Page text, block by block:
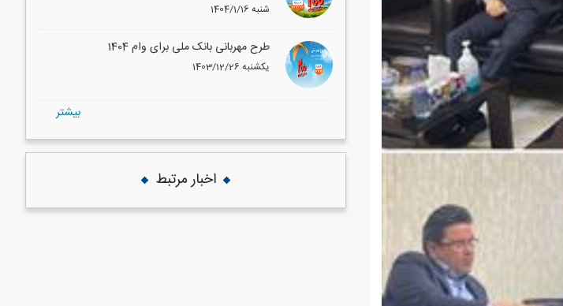
1404/1/16 شنبه
طرح مهربانی بانک ملی برای وام 1404
1403/12/26 یکشنبه
بيشتر
اخبار مرتبط